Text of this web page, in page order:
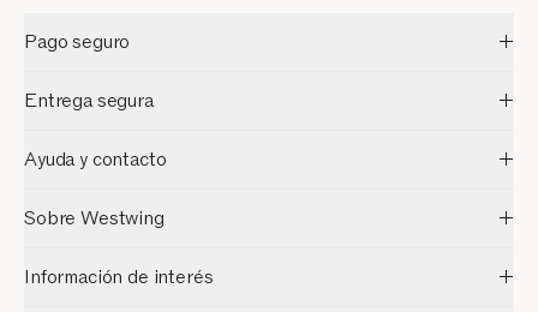
Pago seguro
Entrega segura
Ayuda y contacto
Sobre Westwing
Información de interés